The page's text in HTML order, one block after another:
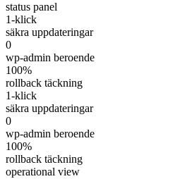
status panel
1-klick
säkra uppdateringar
0
wp-admin beroende
100%
rollback täckning
1-klick
säkra uppdateringar
0
wp-admin beroende
100%
rollback täckning
operational view